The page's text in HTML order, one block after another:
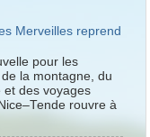
Merveilles reprend
pour les
la montagne, du
et des voyages
rouvre à